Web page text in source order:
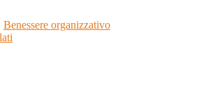
Benessere organizzativo